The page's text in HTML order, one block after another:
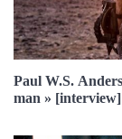
Paul W.S.
man » [interview]